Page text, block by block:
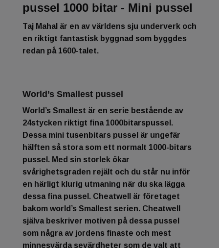
pussel 1000 bitar - Mini pussel
Taj Mahal är en av världens sju underverk och
en riktigt fantastisk byggnad som byggdes
redan på 1600-talet.
World’s Smallest pussel
World’s Smallest är en serie bestående av
24stycken riktigt fina 1000bitarspussel.
Dessa mini tusenbitars pussel är ungefär
hälften så stora som ett normalt 1000-bitars
pussel. Med sin storlek ökar
svårighetsgraden rejält och du står nu inför
en härligt klurig utmaning när du ska lägga
dessa fina pussel. Cheatwell är företaget
bakom world’s Smallest serien. Cheatwell
själva beskriver motiven på dessa pussel
som några av jordens finaste och mest
minnesvärda sevärdheter som de valt att